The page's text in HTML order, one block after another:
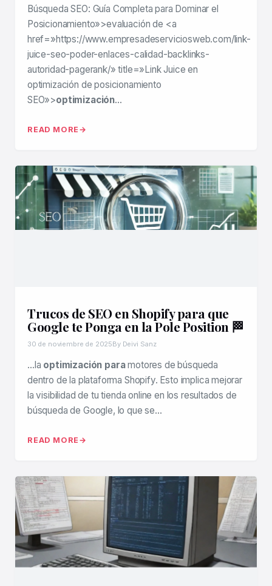
Búsqueda SEO: Guía Completa para Dominar el
Posicionamiento»>evaluación de <a
href=»https://www.empresadeserviciosweb.com/link-
juice-seo-poder-enlaces-calidad-backlinks-
autoridad-pagerank/» title=»Link Juice en
optimización de posicionamiento
SEO»>optimización…
READ MORE
Trucos de SEO en Shopify para que
Google te Ponga en la Pole Position 🏁
30 de noviembre de 2025By Deivi Sanz
…la optimización paramotores de búsqueda
dentro de la plataforma Shopify. Esto implica mejorar
la visibilidad de tu tienda online en los resultados de
búsqueda de Google, lo que se…
READ MORE